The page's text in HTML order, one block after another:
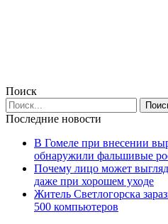
Поиск
Последние новости
В Гомеле при внесении
обнаружили фальшивые
Почему лицо может
даже при хорошем уходе
Житель Светлогорска
500 компьютеров